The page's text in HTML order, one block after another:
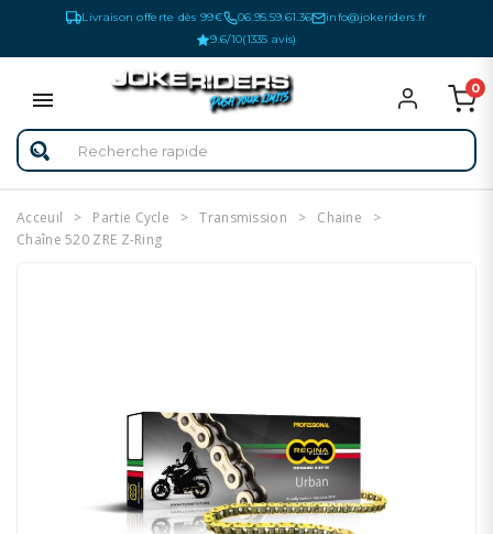
Livraison offerte dès 99€ 06.95.59.61.36
info@jokeriders.fr
9.6/10(1335 avis)
0
Acceuil Partie Cycle Transmission
Chaine
Chaîne 520 ZRE Z-Ring